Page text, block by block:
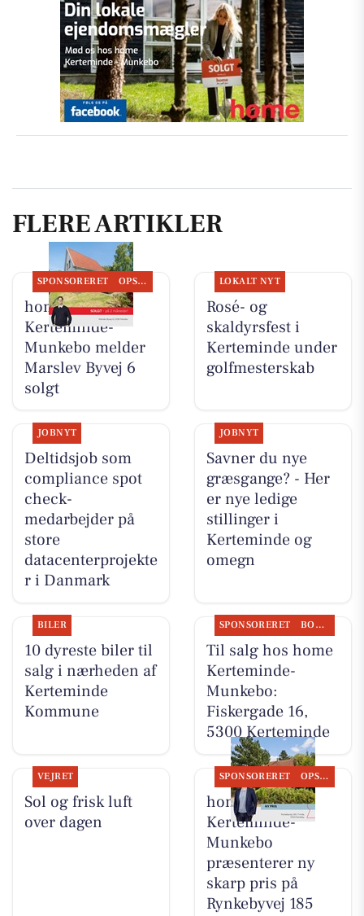
FLERE ARTIKLER
SPONSORERET OPSLAGSTAVLEN
home
Kerteminde-
Munkebo melder
Marslev Byvej 6
solgt
LOKALT NYT
Rosé- og
skaldyrsfest i
Kerteminde under
golfmesterskab
JOBNYT
Deltidsjob som
compliance spot
check-
medarbejder på
store
datacenterprojekte
r i Danmark
JOBNYT
Savner du nye
græsgange? - Her
er nye ledige
stillinger i
Kerteminde og
omegn
BILER
10 dyreste biler til
salg i nærheden af
Kerteminde
Kommune
SPONSORERET BOLIGMARKED
Til salg hos home
Kerteminde-
Munkebo:
Fiskergade 16,
5300 Kerteminde
VEJRET
Sol og frisk luft
over dagen
SPONSORERET OPSLAGSTAVLEN
home
Kerteminde-
Munkebo
præsenterer ny
skarp pris på
Rynkebyvej 185